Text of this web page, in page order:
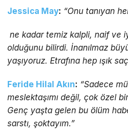
Jessica May: “Onu tanıyan
ne kadar temiz kalpli, naif ve
olduğunu bilirdi. İnanılmaz
yaşıyoruz. Etrafına hep ışık
Feride Hilal Akın: “Sadece
meslektaşımı değil, çok özel
Genç yaşta gelen bu ölüm
sarstı, şoktayım.”